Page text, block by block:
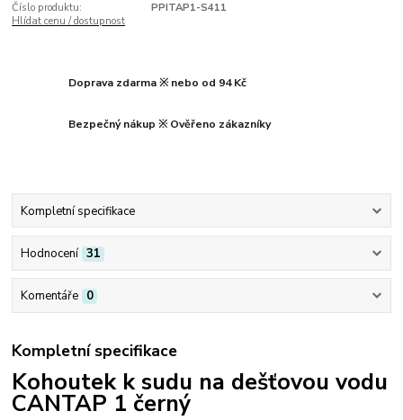
Číslo produktu:
PPITAP1-S411
Hlídat cenu / dostupnost
Doprava zdarma ※ nebo od 94 Kč
Bezpečný nákup ※ Ověřeno zákazníky
Kompletní specifikace
Hodnocení 31
Komentáře 0
Kompletní specifikace
Kohoutek k sudu na dešťovou vodu
CANTAP 1 černý